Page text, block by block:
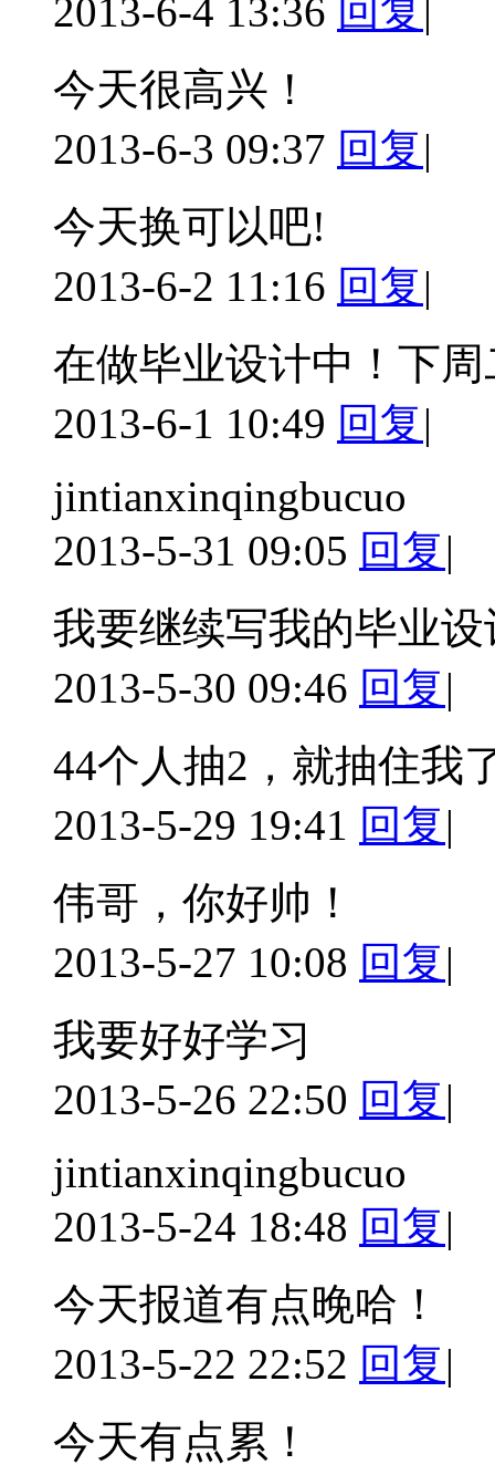
2013-6-4 13:36 回复|
今天很高兴！
2013-6-3 09:37 回复|
今天换可以吧!
2013-6-2 11:16 回复|
在做毕业设计中！下周
2013-6-1 10:49 回复|
jintianxinqingbucuo
2013-5-31 09:05 回复|
我要继续写我的毕业
2013-5-30 09:46 回复|
44个人抽2，就抽住我
2013-5-29 19:41 回复|
伟哥，你好帅！
2013-5-27 10:08 回复|
我要好好学习
2013-5-26 22:50 回复|
jintianxinqingbucuo
2013-5-24 18:48 回复|
今天报道有点晚哈！
2013-5-22 22:52 回复|
今天有点累！